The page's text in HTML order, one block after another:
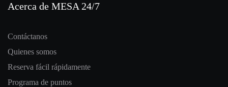
Acerca de MESA 24/7
Contáctanos
Quienes somos
Reserva fácil rápidamente
Programa de puntos